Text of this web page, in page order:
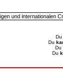
Du
Du
Du
Du